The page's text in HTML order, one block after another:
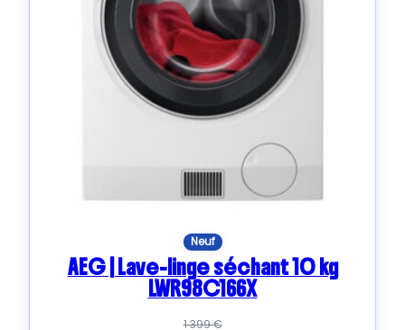
Neuf
AEG | Lave-linge séchant 10 kg
LWR98C166X
1 399€